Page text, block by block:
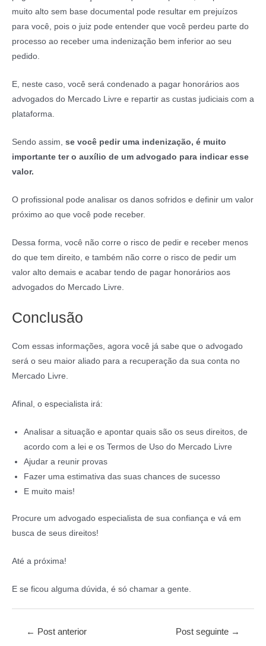
muito alto sem base documental pode resultar em prejuízos
para você, pois o juiz pode entender que você perdeu parte do
processo ao receber uma indenização bem inferior ao seu
pedido.
E, neste caso, você será condenado a pagar honorários aos
advogados do Mercado Livre e repartir as custas judiciais com a
plataforma.
Sendo assim, se você pedir uma indenização, é muito
importante ter o auxílio de um advogado para indicar esse
valor.
O profissional pode analisar os danos sofridos e definir um valor
próximo ao que você pode receber.
Dessa forma, você não corre o risco de pedir e receber menos
do que tem direito, e também não corre o risco de pedir um
valor alto demais e acabar tendo de pagar honorários aos
advogados do Mercado Livre.
Conclusão
Com essas informações, agora você já sabe que o advogado
será o seu maior aliado para a recuperação da sua conta no
Mercado Livre.
Afinal, o especialista irá:
Analisar a situação e apontar quais são os seus direitos, de
acordo com a lei e os Termos de Uso do Mercado Livre
Ajudar a reunir provas
Fazer uma estimativa das suas chances de sucesso
E muito mais!
Procure um advogado especialista de sua confiança e vá em
busca de seus direitos!
Até a próxima!
E se ficou alguma dúvida, é só chamar a gente.
← Post anterior Post seguinte →